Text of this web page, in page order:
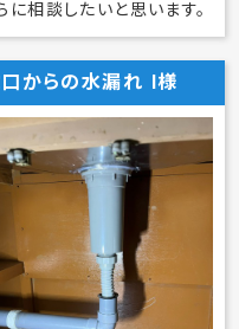
に相談したいと思います。
からの水漏れ I様